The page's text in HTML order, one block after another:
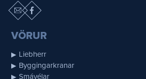
VÖRUR
Liebherr
Byggingarkranar
Smávélar